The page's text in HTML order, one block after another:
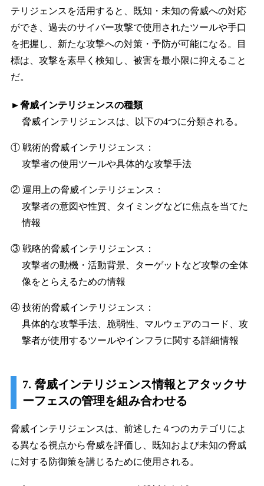
テリジェンスを活用すると、既知・未知の脅威への対応
ができ、過去のサイバー攻撃で使用されたツールや手口
を把握し、新たな攻撃への対策・予防が可能になる。目
標は、攻撃を素早く検知し、被害を最小限に抑えること
だ。
►脅威インテリジェンスの種類
脅威インテリジェンスは、以下の4つに分類される。
① 戦術的脅威インテリジェンス：
攻撃者の使用ツールや具体的な攻撃手法
② 運用上の脅威インテリジェンス：
攻撃者の意図や性質、タイミングなどに焦点を当てた
情報
③ 戦略的脅威インテリジェンス：
攻撃者の動機・活動背景、ターゲットなど攻撃の全体
像をとらえるための情報
④ 技術的脅威インテリジェンス：
具体的な攻撃手法、脆弱性、マルウェアのコード、攻
撃者が使用するツールやインフラに関する詳細情報
7. 脅威インテリジェンス情報とアタックサ
ーフェスの管理を組み合わせる
脅威インテリジェンスは、前述した４つのカテゴリによ
る異なる視点から脅威を評価し、既知および未知の脅威
に対する防御策を講じるために使用される。